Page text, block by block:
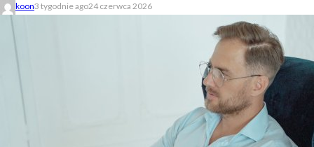
koon3 tygodnie ago24 czerwca 2026